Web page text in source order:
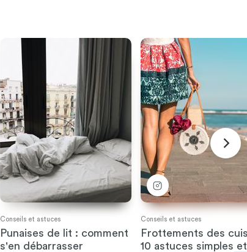
Conseils et astuces
Punaises de lit : comment
s'en débarrasser
Conseils et astuces
Frottements des
10 astuces simples et